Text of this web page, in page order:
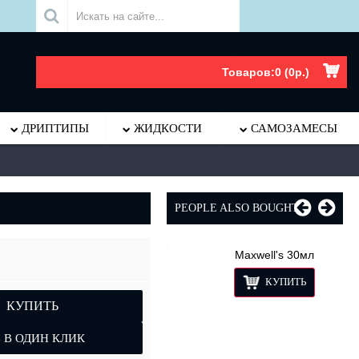
Товаров:0 (0р.)
ДРИПТИПЫ ЖИДКОСТИ САМОЗАМЕСЫ
PEOPLE ALSO BOUGHT
КУПИТЬ